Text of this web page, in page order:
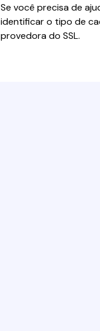
Se você precisa de
identificar o tipo de
provedora do SSL.